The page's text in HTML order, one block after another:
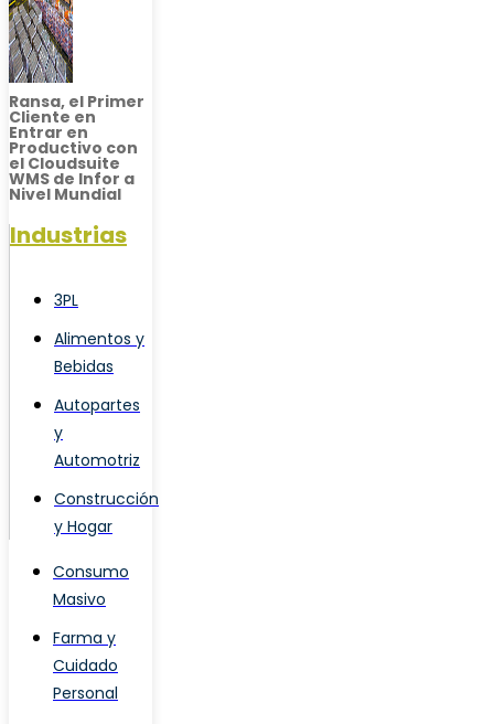
Ransa, el Primer
Cliente en
Entrar en
Productivo con
el Cloudsuite
WMS de Infor a
Nivel Mundial
Industrias
3PL
Alimentos y
Bebidas
Autopartes
y
Automotriz
Construcción
y Hogar
Consumo
Masivo
Farma y
Cuidado
Personal